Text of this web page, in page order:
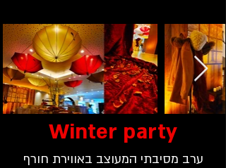
Winter party
ערב מסיבתי המעוצב באווירת חורף